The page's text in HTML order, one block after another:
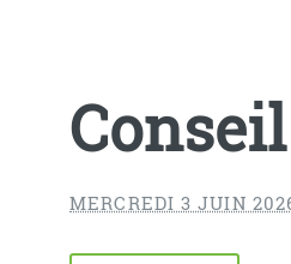
MERCREDI 3 JUIN